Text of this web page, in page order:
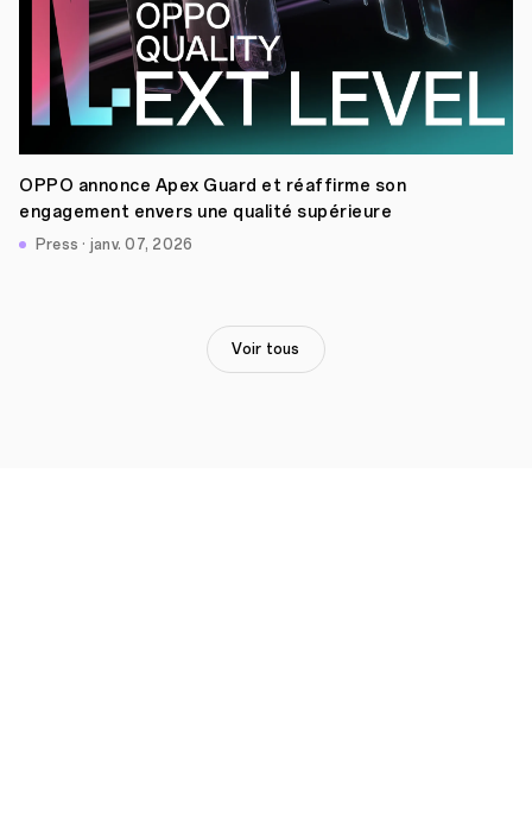
OPPO annonce Apex Guard et réaffirme son
engagement envers une qualité supérieure
Press · janv. 07, 2026
Voir tous